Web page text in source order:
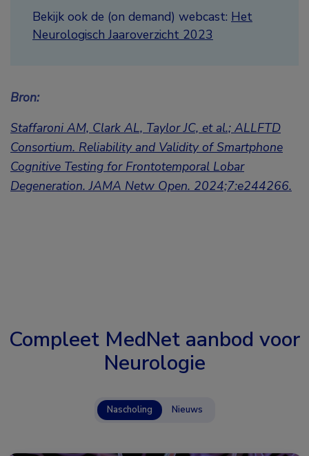
Bekijk ook de (on demand) webcast: Het
Neurologisch Jaaroverzicht 2023
Bron:
Staffaroni AM, Clark AL, Taylor JC, et al.; ALLFTD
Consortium. Reliability and Validity of Smartphone
Cognitive Testing for Frontotemporal Lobar
Degeneration. JAMA Netw Open. 2024;7:e244266.
Compleet MedNet aanbod voor
Neurologie
Nascholing Nieuws